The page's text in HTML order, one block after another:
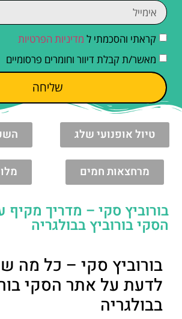
קראתי והסכמתי ל מדיניות הפרטיות
מאשר/ת קבלת דיוור וחומרים פרסומיים
שליחה
טיול אופנועי שלג
מרחצאות חמים
בורוביץ סקי – מדריך
הסקי בורוביץ בבולגריה
בורוביץ סקי – כל מה
לדעת על אתר הסקי
בבולגריה